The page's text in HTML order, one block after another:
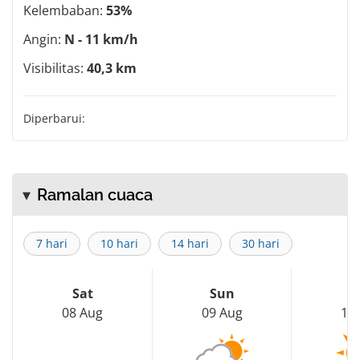
Kelembaban: 53%
Angin: N - 11 km/h
Visibilitas: 40,3 km
Diperbarui:
Ramalan cuaca
7 hari 10 hari 14 hari 30 hari
Sat
08 Aug
Sun
09 Aug
10